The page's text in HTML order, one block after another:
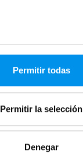
Permitir todas
Permitir la selección
Denegar
aluminio plata brillo
negra
negra
blanca
oro rosa
dorada